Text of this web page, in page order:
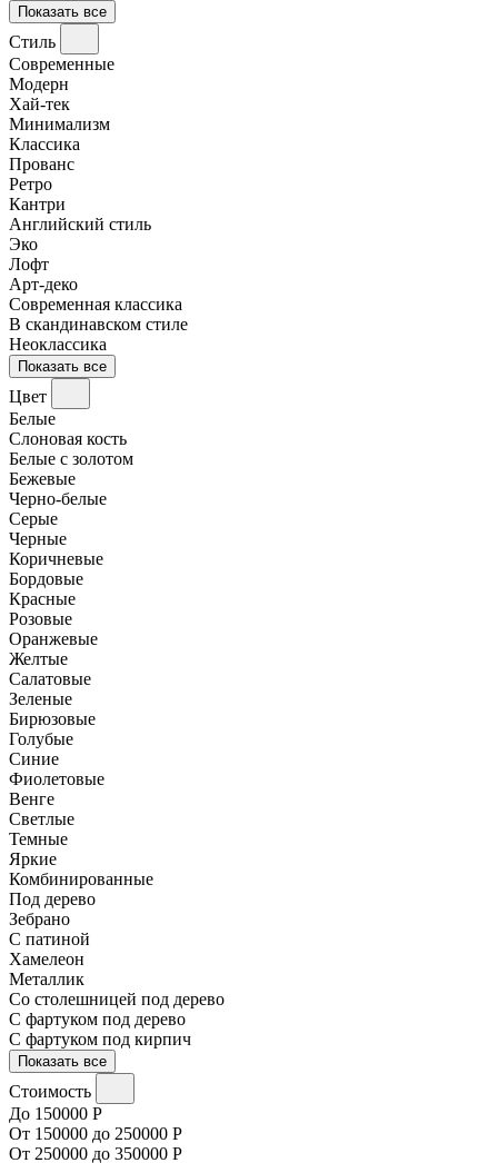
Показать все
Стиль
Современные
Модерн
Хай-тек
Минимализм
Классика
Прованс
Ретро
Кантри
Английский стиль
Эко
Лофт
Арт-деко
Современная классика
В скандинавском стиле
Неоклассика
Показать все
Цвет
Белые
Слоновая кость
Белые с золотом
Бежевые
Черно-белые
Серые
Черные
Коричневые
Бордовые
Красные
Розовые
Оранжевые
Желтые
Салатовые
Зеленые
Бирюзовые
Голубые
Синие
Фиолетовые
Венге
Светлые
Темные
Яркие
Комбинированные
Под дерево
Зебрано
С патиной
Хамелеон
Металлик
Со столешницей под дерево
С фартуком под дерево
С фартуком под кирпич
Показать все
Стоимость
До 150000 Р
От 150000 до 250000 Р
От 250000 до 350000 Р